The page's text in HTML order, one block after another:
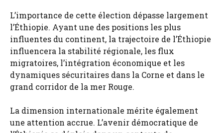
L’importance de cette élection dépasse largement
l’Éthiopie. Ayant une des positions les plus
influentes du continent, la trajectoire de l’Éthiopie
influencera la stabilité régionale, les flux
migratoires, l’intégration économique et les
dynamiques sécuritaires dans la Corne et dans le
grand corridor de la mer Rouge.
La dimension internationale mérite également
une attention accrue. L’avenir démocratique de